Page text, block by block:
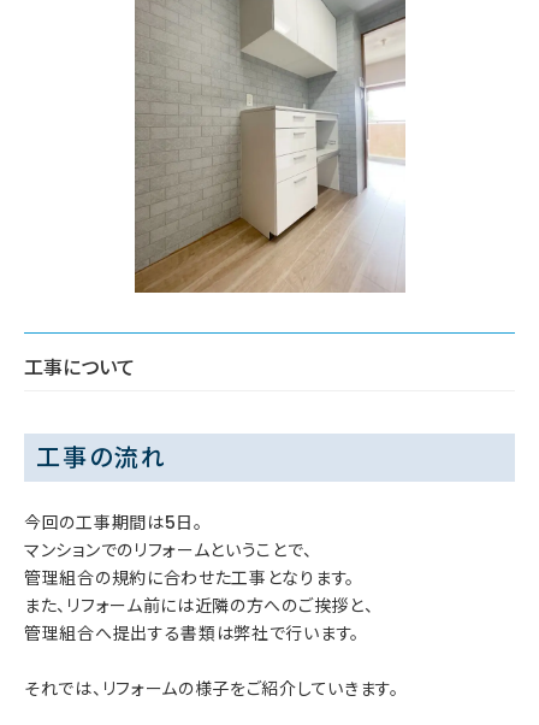
工事について
工事の流れ
今回の工事期間は5日。
マンションでのリフォームということで、
管理組合の規約に合わせた工事となります。
また、リフォーム前には近隣の方へのご挨拶と、
管理組合へ提出する書類は弊社で行います。
それでは、リフォームの様子をご紹介していきます。